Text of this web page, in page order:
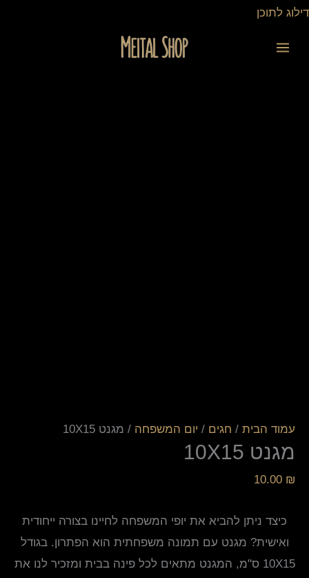
דילוג לתוכן
דילוג
עמוד הבית / חגים / יום המשפחה / מגנט 10X15
מגנט 10X15
10.00 ₪
כיצד ניתן להביא את יופי המשפחה לחיינו בצורה ייחודית
ואישית? מגנט עם תמונה משפחתית הוא הפתרון. בגודל
10X15 ס"מ, המגנט מתאים לכל פינה בבית ומזכיר לנו את
של